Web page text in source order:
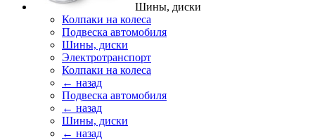
Шины, диски
Колпаки на колеса
Подвеска автомобиля
Шины, диски
Электротранспорт
Колпаки на колеса
← назад
Подвеска автомобиля
← назад
Шины, диски
← назад